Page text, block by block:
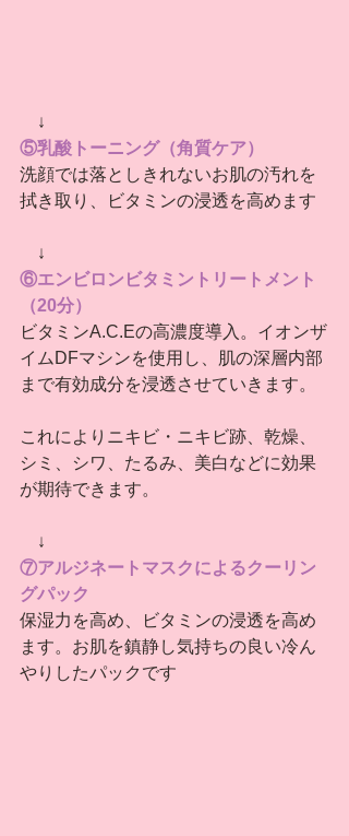
↓
⑤乳酸トーニング（角質ケア）
洗顔では落としきれないお肌の汚れを
拭き取り、ビタミンの浸透を高めます
↓
⑥エンビロンビタミントリートメント
（20分）
ビタミンA.C.Eの高濃度導入。イオンザ
イムDFマシンを使用し、肌の深層内部
まで有効成分を浸透させていきます。
これによりニキビ・ニキビ跡、乾燥、
シミ、シワ、たるみ、美白などに効果
が期待できます。
↓
⑦アルジネートマスクによるクーリン
グパック
保湿力を高め、ビタミンの浸透を高め
ます。お肌を鎮静し気持ちの良い冷ん
やりしたパックです